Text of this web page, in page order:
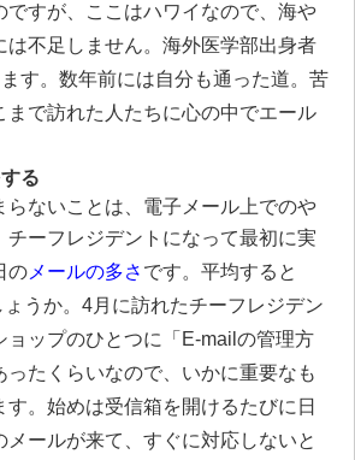
ですが、ここはハワイなので、海や
不足しません。 海外医学部出身者
す。数年前には自分も通った道。 苦
まで訪れた人たちに心の中でエール
る
ないことは、電子メール上でのや
チーフレジデントになって最初に実
の メールの多さ です。 平均すると
うか。 4月に訪れたチーフレジデン
ョップのひとつに「E-mailの管理方
ったくらいなので、いかに重要なも
。 始めは受信箱を開けるたびに日
ールが来て、すぐに対応しないと